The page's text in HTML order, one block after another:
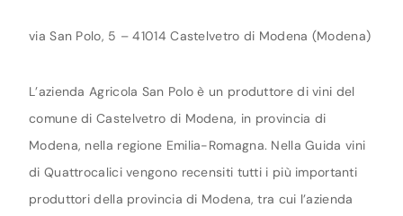
via San Polo, 5 – 41014 Castelvetro di Modena (Modena)
L’azienda Agricola San Polo è un produttore di vini del
comune di Castelvetro di Modena, in provincia di
Modena, nella regione Emilia-Romagna. Nella Guida vini
di Quattrocalici vengono recensiti tutti i più importanti
produttori della provincia di Modena, tra cui l’azienda